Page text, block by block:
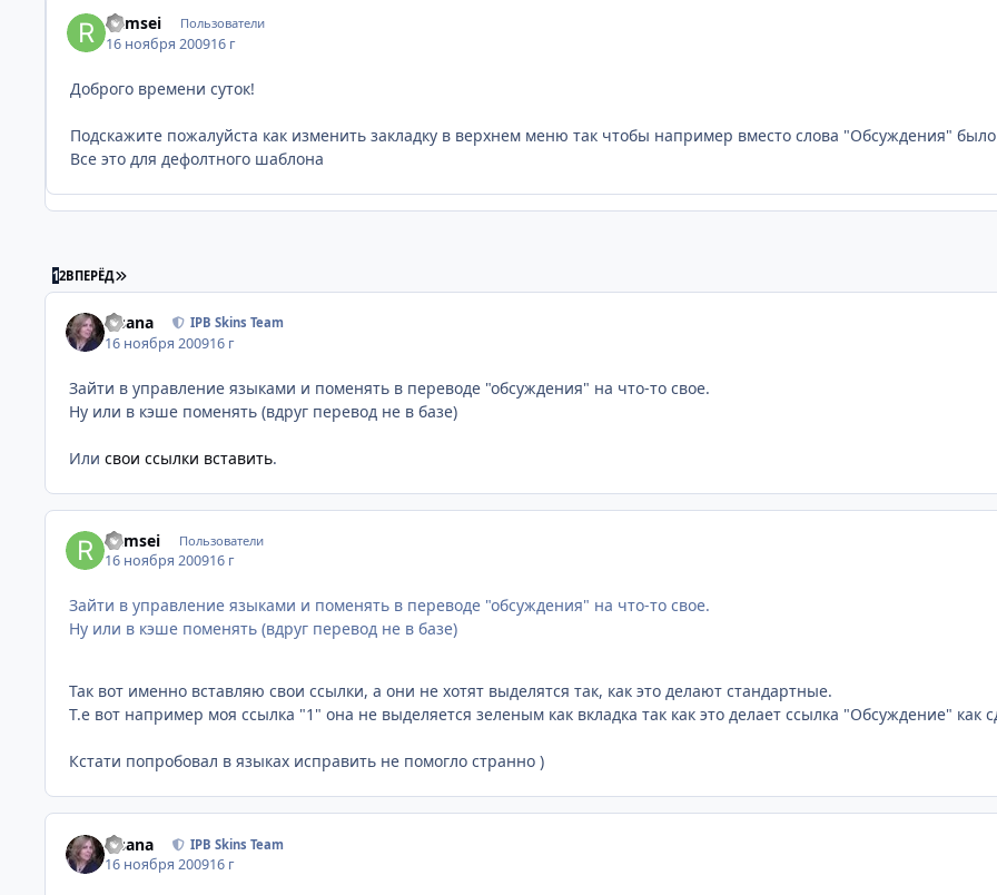
Ramsei Пользователи
16 ноября 200916 г
Доброго времени суток!
Подскажите пожалуйста как изменить закладку в верхнем меню так чтобы например вместо слова "Обсуждения"
Все это для дефолтного шаблона
12ВПЕРЁД ПОСЛЕДНЯЯ СТРАНИЦА
Fisana IPB Skins Team
16 ноября 200916 г
Зайти в управление языками и поменять в переводе "обсуждения" на что-то свое.
Ну или в кэше поменять (вдруг перевод не в базе)
Или свои ссылки вставить.
Ramsei Пользователи
16 ноября 200916 г
Зайти в управление языками и поменять в переводе "обсуждения" на что-то свое.
Ну или в кэше поменять (вдруг перевод не в базе)
Так вот именно вставляю свои ссылки, а они не хотят выделятся так, как это делают стандартные.
Т.е вот например моя ссылка "1" она не выделяется зеленым как вкладка так как это делает ссылка "Обсуждение" как
Кстати попробовал в языках исправить не помогло странно )
Fisana IPB Skins Team
16 ноября 200916 г